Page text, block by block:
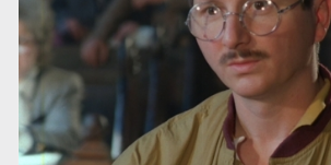
Curiozități despre Croația